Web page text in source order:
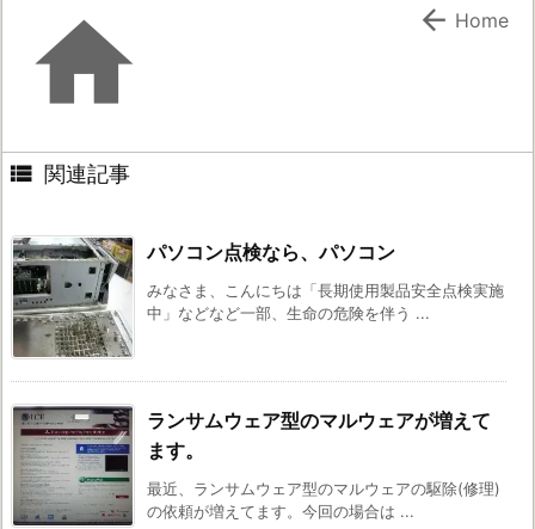
  Home
 関連記事
パソコン点検なら、パソコン
みなさま、こんにちは「長期使用製品安全点検実施
中」などなど一部、生命の危険を伴う ...
ランサムウェア型のマルウェアが増えて
ます。
最近、ランサムウェア型のマルウェアの駆除(修理)
の依頼が増えてます。今回の場合は ...